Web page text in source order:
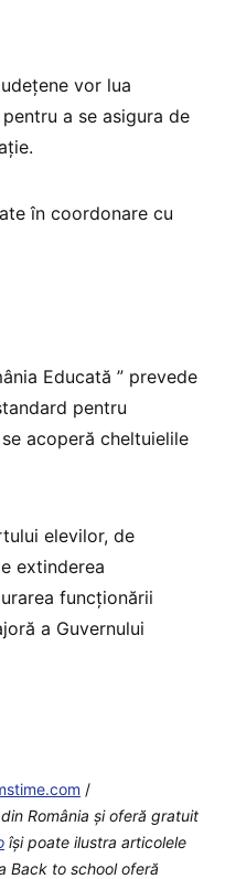
vor lua
a se asigura de
în coordonare cu
Educată ” prevede
pentru
acoperă cheltuielile
elevilor, de
extinderea
funcționării
a Guvernului
/
România şi oferă gratuit
îşi poate ilustra articolele
Back to school oferă